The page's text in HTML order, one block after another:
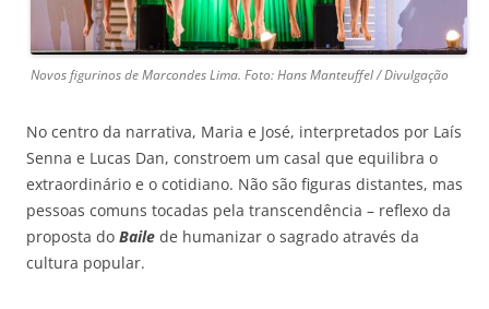
Novos figurinos de Marcondes Lima. Foto: Hans Manteuffel / Divulgação
No centro da narrativa, Maria e José, interpretados por Laís
Senna e Lucas Dan, constroem um casal que equilibra o
extraordinário e o cotidiano. Não são figuras distantes, mas
pessoas comuns tocadas pela transcendência – reflexo da
proposta do Baile de humanizar o sagrado através da
cultura popular.